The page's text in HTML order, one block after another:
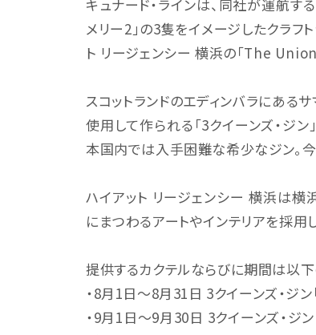
キュナード・ラインは、同社が運航する
メリー2」の3隻をイメージしたクラフ
ト リージェンシー 横浜の「The
スコットランドのエディンバラにあ
使用して作られる「3クイーンズ・ジ
本国内では入手困難な希少なジン。
ハイアット リージェンシー 横浜は横
にまつわるアートやインテリアを採用
提供するカクテルならびに期間は以下
・8月1日～8月31日 3クイーンズ・ジ
・9月1日～9月30日 3クイーンズ・ジ